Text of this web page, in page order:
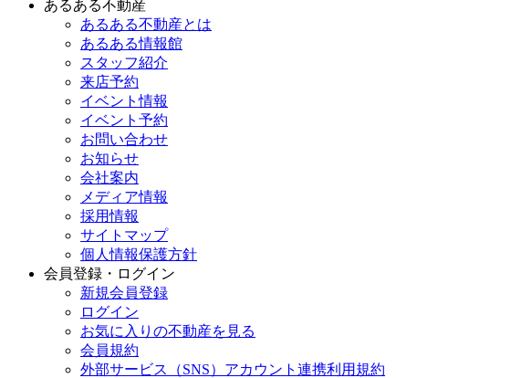
あるある不動産
あるある不動産とは
あるある情報館
スタッフ紹介
来店予約
イベント情報
イベント予約
お問い合わせ
お知らせ
会社案内
メディア情報
採用情報
サイトマップ
個人情報保護方針
会員登録・ログイン
新規会員登録
ログイン
お気に入りの不動産を見る
会員規約
外部サービス（SNS）アカウント連携利用規約